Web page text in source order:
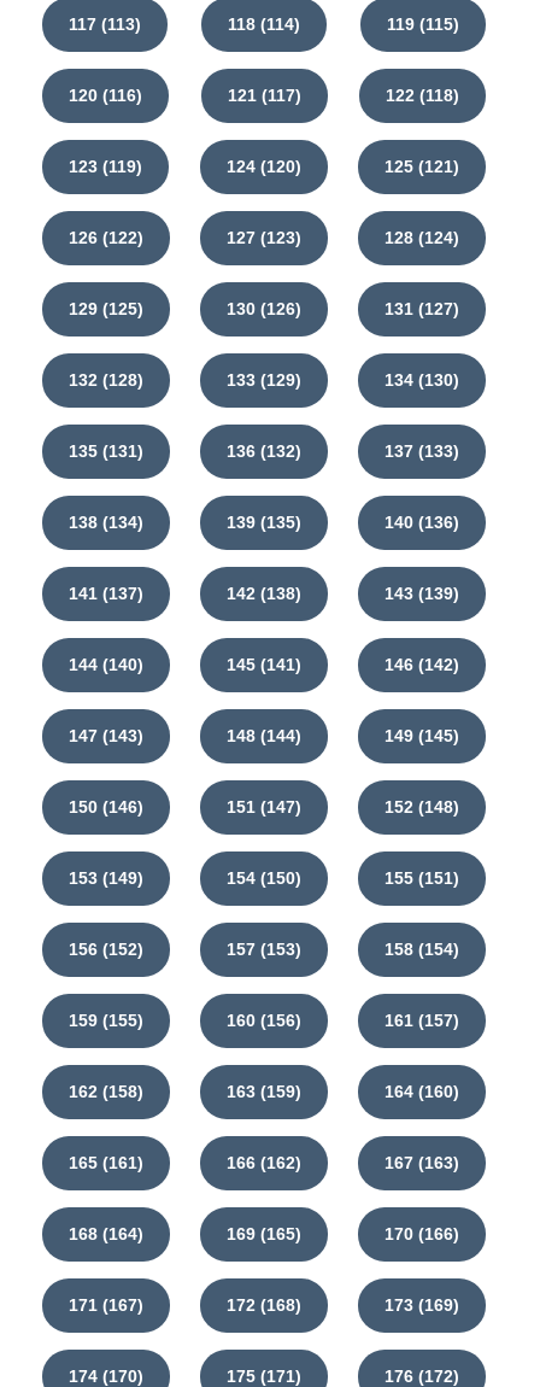
117 (113) 118 (114) 119 (115)
120 (116) 121 (117) 122 (118)
123 (119) 124 (120) 125 (121)
126 (122) 127 (123) 128 (124)
129 (125) 130 (126) 131 (127)
132 (128) 133 (129) 134 (130)
135 (131) 136 (132) 137 (133)
138 (134) 139 (135) 140 (136)
141 (137) 142 (138) 143 (139)
144 (140) 145 (141) 146 (142)
147 (143) 148 (144) 149 (145)
150 (146) 151 (147) 152 (148)
153 (149) 154 (150) 155 (151)
156 (152) 157 (153) 158 (154)
159 (155) 160 (156) 161 (157)
162 (158) 163 (159) 164 (160)
165 (161) 166 (162) 167 (163)
168 (164) 169 (165) 170 (166)
171 (167) 172 (168) 173 (169)
174 (170) 175 (171) 176 (172)